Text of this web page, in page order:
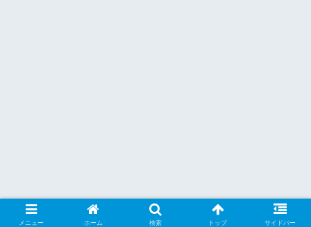
メニュー ホーム 検索 トップ サイドバー